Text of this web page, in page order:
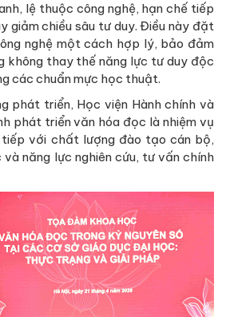
lệ thuộc công nghệ, hạn chế tiếp
giảm chiều sâu tư duy. Điều này đặt
nghệ một cách hợp lý, bảo đảm
không thay thế năng lực tư duy độc
các chuẩn mực học thuật.
phát triển, Học viện Hành chính và
phát triển văn hóa đọc là nhiệm vụ
với chất lượng đào tạo cán bộ,
năng lực nghiên cứu, tư vấn chính